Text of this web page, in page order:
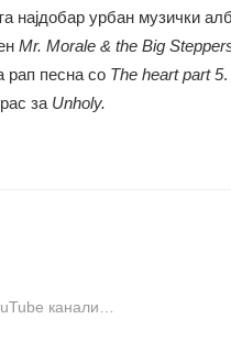
најдобар урбан музички
Mr. Morale & the Big
рап песна соThe heart part 5.
за Unholy.
канали…